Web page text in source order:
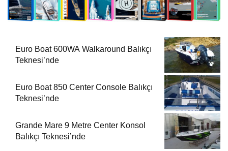
Euro Boat 600WA Walkaround Balıkçı
Teknesi’nde
Euro Boat 850 Center Console Balıkçı
Teknesi’nde
Grande Mare 9 Metre Center Konsol
Balıkçı Teknesi’nde